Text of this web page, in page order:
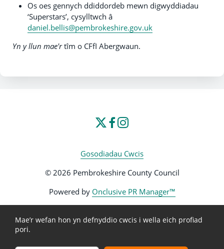
Os oes gennych ddiddordeb mewn digwyddiadau
‘Superstars’, cysylltwch â
daniel.bellis@pembrokeshire.gov.uk
Yn y llun mae'rtîm o CFfI Abergwaun.
Gosodiadau Cwcis
© 2026 Pembrokeshire County Council
Powered by Onclusive PR Manager™
Mae’r wefan hon yn defnyddio cwcis i wella eich profiad
pori.